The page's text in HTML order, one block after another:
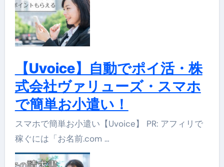
【Uvoice】自動でポイ活・株
式会社ヴァリューズ・スマホ
で簡単お小遣い！
スマホで簡単お小遣い【Uvoice】 PR: アフィリで
稼ぐには「お名前.com …